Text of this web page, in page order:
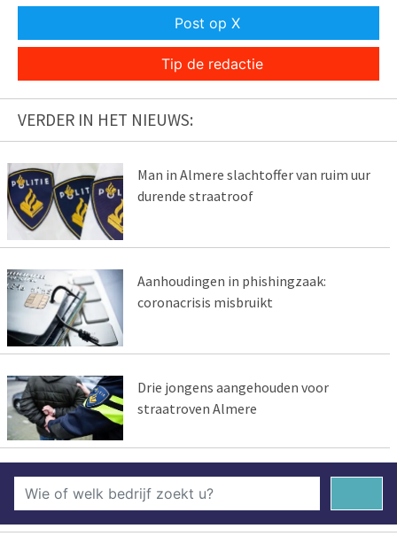
Post op X
Tip de redactie
VERDER IN HET NIEUWS:
Man in Almere slachtoffer van ruim uur
durende straatroof
Aanhoudingen in phishingzaak:
coronacrisis misbruikt
Drie jongens aangehouden voor
straatroven Almere